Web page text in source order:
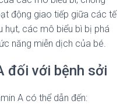
động giao tiếp giữa các tế
hụt, các mô biểu bì bị phá
năng miễn dịch của bé.
đối với bệnh sởi
A có thể dẫn đến: